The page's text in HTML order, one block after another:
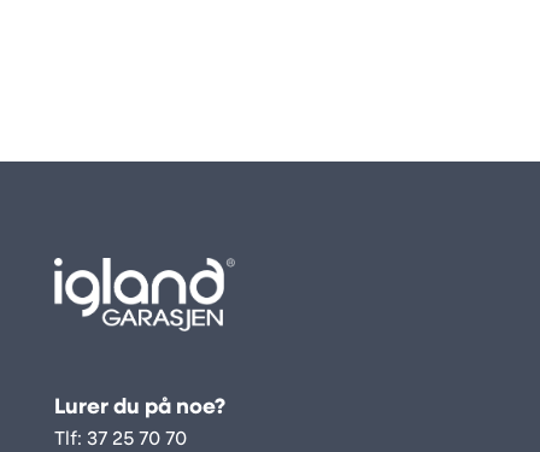
Lurer du på noe?
Tlf: 37 25 70 70